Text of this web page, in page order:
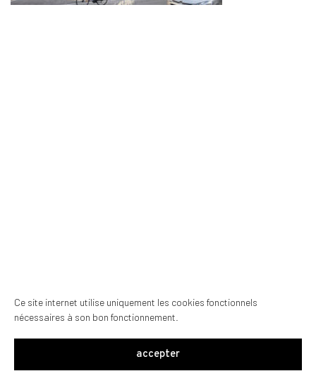
Ce site internet utilise uniquement les cookies fonctionnels
nécessaires à son bon fonctionnement.
accepter